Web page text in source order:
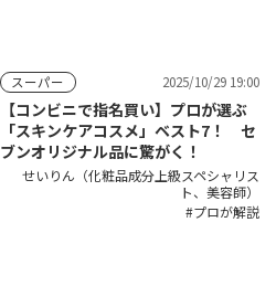
スーパー 2025/10/29 19:00
【コンビニで指名買い】プロが選ぶ
「スキンケアコスメ」ベスト7！ セ
ブンオリジナル品に驚がく！
せいりん（化粧品成分上級スペシャリス
ト、美容師）
プロが解説